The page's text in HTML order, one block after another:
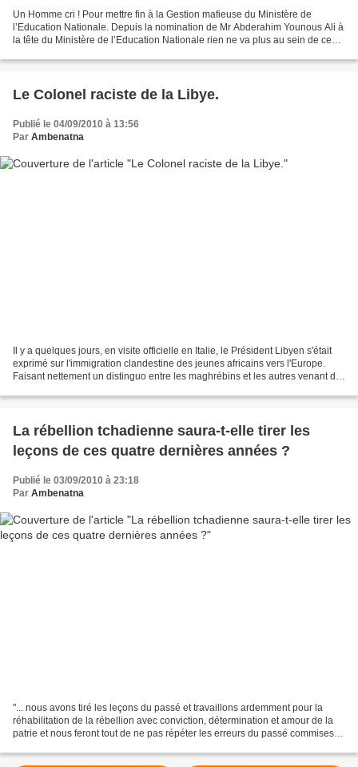
Un Homme cri ! Pour mettre fin à la Gestion mafieuse du Ministère de
l’Education Nationale. Depuis la nomination de Mr Abderahim Younous Ali à
la tête du Ministère de l’Education Nationale rien ne va plus au sein de ce
Le Colonel raciste de la Libye.
Publié le 04/09/2010 à 13:56
Par Ambenatna
Il y a quelques jours, en visite officielle en Italie, le Président Libyen s'était
exprimé sur l'immigration clandestine des jeunes africains vers l'Europe.
Faisant nettement un distinguo entre les maghrébins et les autres venant de
La rébellion tchadienne saura-t-elle tirer les
leçons de ces quatre dernières années ?
Publié le 03/09/2010 à 23:18
Par Ambenatna
"... nous avons tiré les leçons du passé et travaillons ardemment pour la
réhabilitation de la rébellion avec conviction, détermination et amour de la
patrie et nous feront tout de ne pas répéter les erreurs du passé commises